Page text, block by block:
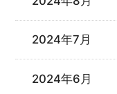
2024年7月
2024年6月